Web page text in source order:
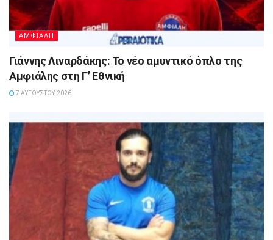
ΑΜΦΙΑΛΗ
Γιάννης Λιναρδάκης: Το νέο αμυντικό όπλο της
Αμφιάλης στη Γ’ Εθνική
7 ΑΥΓΟΎΣΤΟΥ, 2026